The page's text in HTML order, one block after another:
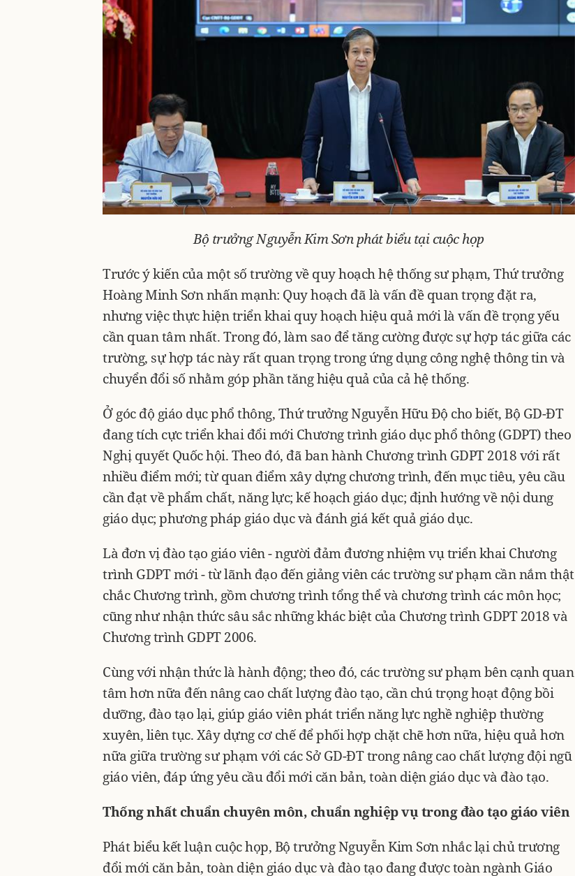
Bộ trưởng Nguyễn Kim Sơn phát biểu tại cuộc họp
Trước ý kiến của một số trường về quy hoạch hệ thống sư phạm, Thứ trưởng
Hoàng Minh Sơn nhấn mạnh: Quy hoạch đã là vấn đề quan trọng đặt ra,
nhưng việc thực hiện triển khai quy hoạch hiệu quả mới là vấn đề trọng yếu
cần quan tâm nhất. Trong đó, làm sao để tăng cường được sự hợp tác giữa các
trường, sự hợp tác này rất quan trọng trong ứng dụng công nghệ thông tin và
chuyển đổi số nhằm góp phần tăng hiệu quả của cả hệ thống.
Ở góc độ giáo dục phổ thông, Thứ trưởng Nguyễn Hữu Độ cho biết, Bộ GD-ĐT
đang tích cực triển khai đổi mới Chương trình giáo dục phổ thông (GDPT) theo
Nghị quyết Quốc hội. Theo đó, đã ban hành Chương trình GDPT 2018 với rất
nhiều điểm mới; từ quan điểm xây dựng chương trình, đến mục tiêu, yêu cầu
cần đạt về phẩm chất, năng lực; kế hoạch giáo dục; định hướng về nội dung
giáo dục; phương pháp giáo dục và đánh giá kết quả giáo dục.
Là đơn vị đào tạo giáo viên - người đảm đương nhiệm vụ triển khai Chương
trình GDPT mới - từ lãnh đạo đến giảng viên các trường sư phạm cần nắm thật
chắc Chương trình, gồm chương trình tổng thể và chương trình các môn học;
cũng như nhận thức sâu sắc những khác biệt của Chương trình GDPT 2018 và
Chương trình GDPT 2006.
Cùng với nhận thức là hành động; theo đó, các trường sư phạm bên cạnh quan
tâm hơn nữa đến nâng cao chất lượng đào tạo, cần chú trọng hoạt động bồi
dưỡng, đào tạo lại, giúp giáo viên phát triển năng lực nghề nghiệp thường
xuyên, liên tục. Xây dựng cơ chế để phối hợp chặt chẽ hơn nữa, hiệu quả hơn
nữa giữa trường sư phạm với các Sở GD-ĐT trong nâng cao chất lượng đội ngũ
giáo viên, đáp ứng yêu cầu đổi mới căn bản, toàn diện giáo dục và đào tạo.
Thống nhất chuẩn chuyên môn, chuẩn nghiệp vụ trong đào tạo giáo viên
Phát biểu kết luận cuộc họp, Bộ trưởng Nguyễn Kim Sơn nhắc lại chủ trương
đổi mới căn bản, toàn diện giáo dục và đào tạo đang được toàn ngành Giáo